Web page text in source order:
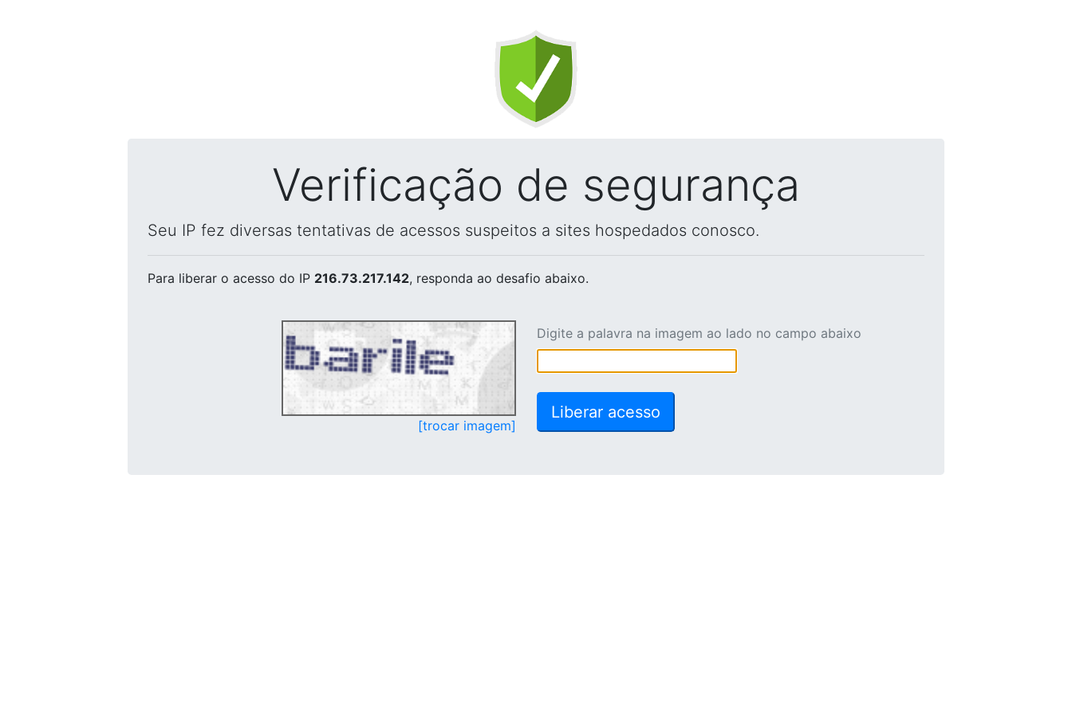
Verificação de segurança
Seu IP fez diversas tentativas de acessos suspeitos a sites hospedados conosco.
Para liberar o acesso do IP 216.73.217.142, responda ao desafio abaixo.
[trocar imagem]
Digite a palavra na imagem ao lado no campo abaixo